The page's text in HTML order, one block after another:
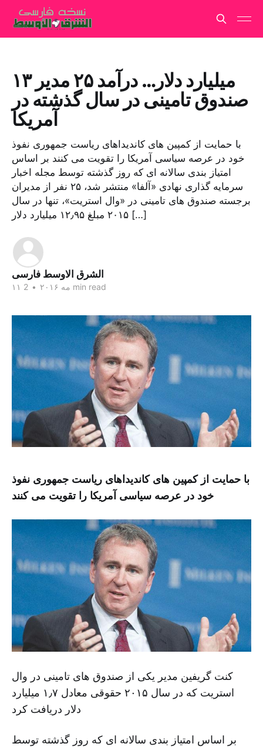
۱۳ میلیارد دلار… درآمد ۲۵ مدیر
صندوق تامینی در سال گذشته در
آمریکا
با حمایت از کمپین های کاندیداهای ریاست جمهوری نفوذ
خود در عرصه سیاسی آمریکا را تقویت می کنند بر اساس
امتیاز بندی سالانه ای که روز گذشته توسط مجله اخبار
سرمایه گذاری نهادی «آلفا» منتشر شد، ۲۵ نفر از مدیران
برجسته صندوق های تامینی در «وال استریت»، تنها در سال
۲۰۱۵ مبلغ ۱۲٫۹۵ میلیارد دلار […]
الشرق الاوسط فارسی
۱۱ مه ۲۰۱۶ • 2 min read
با حمایت از کمپین های کاندیداهای ریاست جمهوری نفوذ
خود در عرصه سیاسی آمریکا را تقویت می کنند
کنت گریفین مدیر یکی از صندوق های تامینی در وال
استریت که در سال ۲۰۱۵ حقوقی معادل ۱٫۷ میلیارد
دلار دریافت کرد
بر اساس امتیاز بندی سالانه ای که روز گذشته توسط